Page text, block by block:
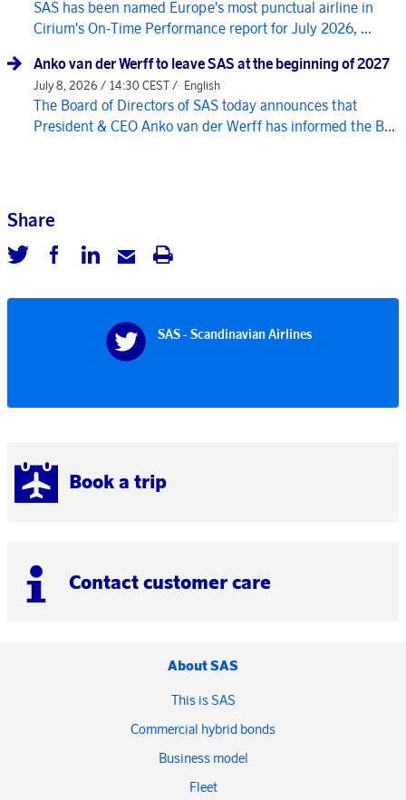
Book a trip
Contact customer care
SAS has been named Europe's most punctual airline in
Cirium's On-Time Performance report for July 2026, ...
Anko van der Werff to leave SAS at the beginning of 2027
July 8, 2026 / 14:30 CEST / English
The Board of Directors of SAS today announces that
President & CEO Anko van der Werff has informed the B...
Share
SAS - Scandinavian Airlines
About SAS
This is SAS
Commercial hybrid bonds
Business model
Fleet